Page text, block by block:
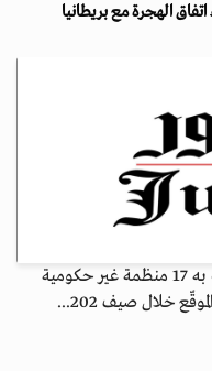
رفض مجلس الدولة الفرنسي طلبًا تقدّمت به 17 منظمة غير حكومية
خلال صيف 202...